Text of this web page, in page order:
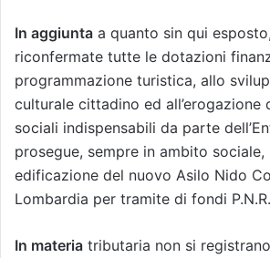
In aggiunta a quanto sin qui
riconfermate tutte le dotazioni
programmazione turistica, allo
culturale cittadino ed all’erogazione
sociali indispensabili da parte
prosegue, sempre in ambito sociale,
edificazione del nuovo Asilo Nido
Lombardia per tramite di fondi
In materia tributaria non si